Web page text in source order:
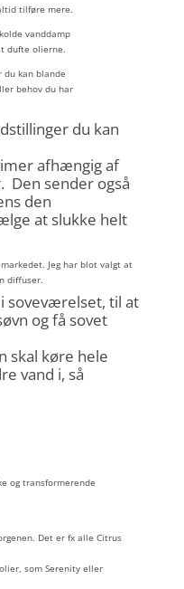
tilføre mere.
vanddamp
dufte olierne.
kan blande
behov du har
du kan
afhængig af
Den sender også
den
at slukke helt
Jeg har blot valgt at
diffuser.
soveværelset, til at
og få sovet
skal køre hele
vand i, så
og transformerende
Det er fx alle Citrus
som Serenity eller